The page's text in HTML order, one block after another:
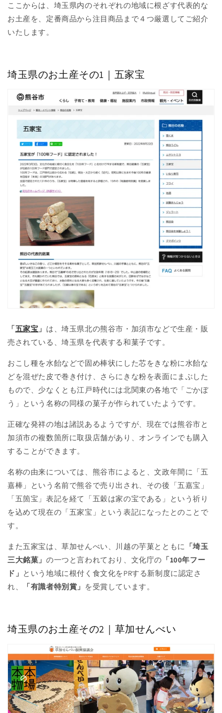
ここからは、埼玉県内のそれぞれの地域に根ざす代表的な
お土産を、定番商品から注目商品まで４つ厳選してご紹介
いたします。
埼玉県のお土産その1｜五家宝
「五家宝 」 は、埼玉県北の熊谷市・加須市などで生産・販
売されている、埼玉県を代表する和菓子です。
おこし種を水飴などで固め棒状にした芯をきな粉に水飴な
どを混ぜた皮で巻き付け、さらにきな粉を表面にまぶした
もので、少なくとも江戸時代には北関東の各地で「ごかぼ
う」という名称の同様の菓子が作られていたようです。
正確な発祥の地は諸説あるようですが、現在では熊谷市と
加須市の複数箇所に取扱店舗があり、オンラインでも購入
することができます。
名称の由来については、熊谷市によると、文政年間に「五
嘉棒」という名前で熊谷で売り出され、その後「五嘉宝」
「五箇宝」表記を経て「五穀は家の宝である」という祈り
を込めて現在の「五家宝」という表記になったとのことで
す。
また五家宝は、草加せんべい、川越の芋菓とともに 「埼玉
三大銘菓」 の一つと言われており、文化庁の 「100年フー
ド」 という地域に根付く食文化をPRする新制度に認定さ
れ、
「有識者特別賞」 を受賞しています。
埼玉県のお土産その2｜草加せんべい